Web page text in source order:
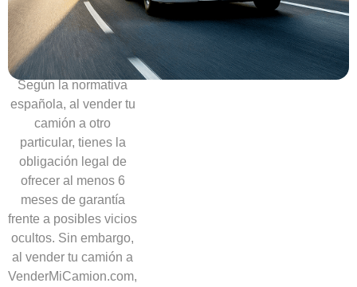
necesidad
de
ofrecer
garantías
Según la normativa
española, al vender tu
camión a otro
particular, tienes la
obligación legal de
ofrecer al menos 6
meses de garantía
frente a posibles vicios
ocultos. Sin embargo,
al vender tu camión a
VenderMiCamion.com,